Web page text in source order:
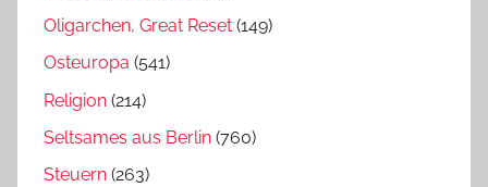
Oligarchen, Great Reset (149)
Osteuropa (541)
Religion (214)
Seltsames aus Berlin (760)
Steuern (263)